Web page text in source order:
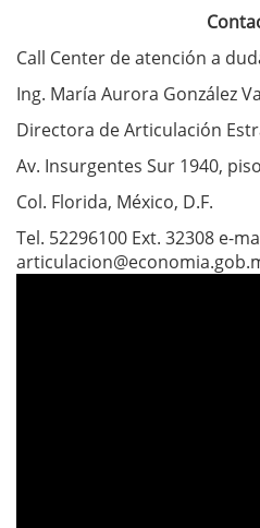
Call Center de atención a
Ing. María Aurora González
Directora de Articulación
Av. Insurgentes Sur 1940,
Col. Florida, México, D.F.
Tel. 52296100 Ext. 32308 e-